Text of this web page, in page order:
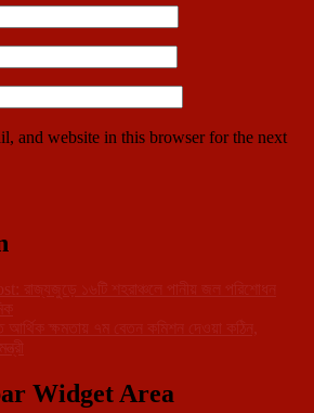
and website in this browser for the next
রাজ্যজুড়ে ১৬টি শহরাঞ্চলে পানীয় জল পরিশোধন
আর্থিক ক্ষমতায় ৭ম বেতন কমিশন দেওয়া কঠিন,
Widget Area